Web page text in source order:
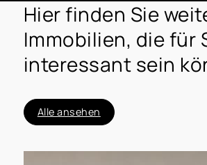
Hier finden Sie
Immobilien, die für
interessant sein
Alle ansehen